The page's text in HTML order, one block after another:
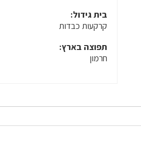
בית גידול:
קרקעות כבדות
תפוצה בארץ:
חרמון